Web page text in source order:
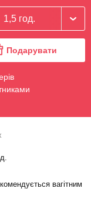
1,5 год.
Подарувати
вагітним